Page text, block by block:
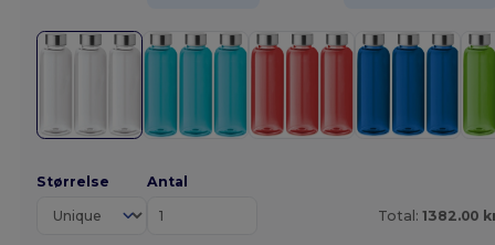
Størrelse Antal
Total: 1382.00